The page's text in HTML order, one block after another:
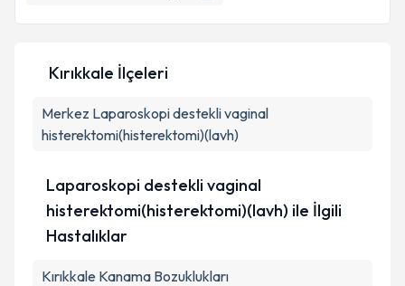
Kırıkkale İlçeleri
Merkez Laparoskopi destekli vaginal
histerektomi(histerektomi)(lavh)
Laparoskopi destekli vaginal
histerektomi(histerektomi)(lavh) ile İlgili
Hastalıklar
Kırıkkale Kanama Bozuklukları